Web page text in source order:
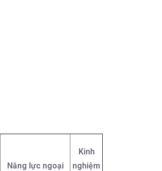
Năng lực ngoại
Kinh
nghiệm